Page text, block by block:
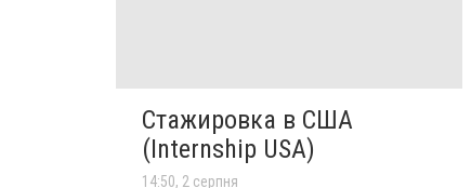
Стажировка в США
(Internship USA)
14:50, 2 серпня